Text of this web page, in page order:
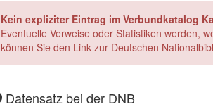
Kein expliziter Eintrag im Verbundkatalog
Eventuelle Verweise oder Statistiken werden,
können Sie den Link zur Deutschen
Datensatz bei der DNB